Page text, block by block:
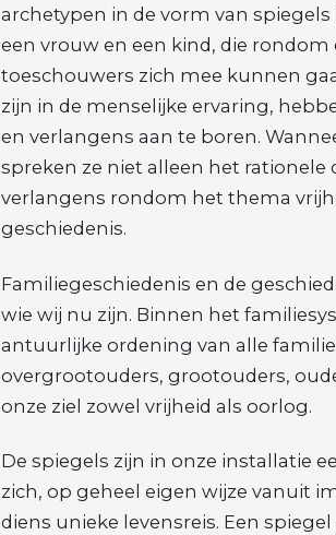
archetypen in de vorm van
een vrouw en een kind, die
toeschouwers zich mee kunnen
zijn in de menselijke ervaring,
en verlangens aan te boren.
spreken ze niet alleen het
verlangens rondom het thema
geschiedenis.
Familiegeschiedenis en de
wie wij nu zijn. Binnen het
antuurlijke ordening van alle
overgrootouders, grootouders,
onze ziel zowel vrijheid als oorlog.
De spiegels zijn in onze installatie
zich, op geheel eigen wijze vanuit
diens unieke levensreis. Een